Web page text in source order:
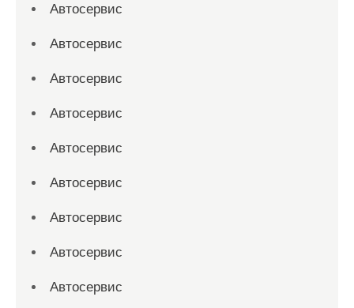
Автосервис
Автосервис
Автосервис
Автосервис
Автосервис
Автосервис
Автосервис
Автосервис
Автосервис